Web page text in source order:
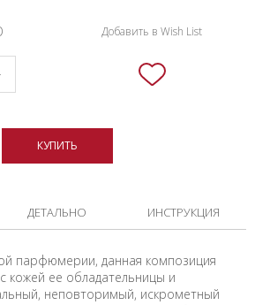
КУПИТЬ
Добавить в Wish List
ДЕТАЛЬНО ИНСТРУКЦИЯ
парфюмерии, данная композиция
кожей ее обладательницы и
неповторимый, искрометный